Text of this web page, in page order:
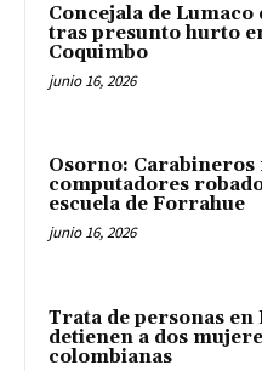
Concejala de Lumaco
tras presunto hurto
Coquimbo
junio 16, 2026
Osorno: Carabineros
computadores
escuela de Forrahue
junio 16, 2026
Trata de personas en
detienen a dos
colombianas